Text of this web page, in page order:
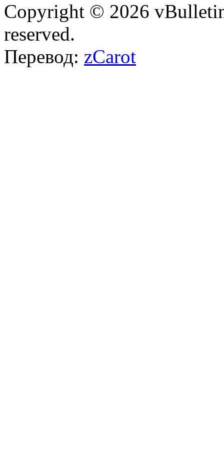
Copyright © 2026
reserved.
Перевод: zCarot